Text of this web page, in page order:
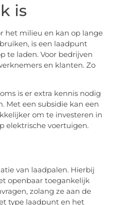
is
het milieu en kan op lange
is een laadpunt
te laden. Voor bedrijven
en klanten. Zo
is er extra kennis nodig
Met een subsidie kan een
om te investeren in
elektrische voertuigen.
van laadpalen. Hierbij
openbaar toegankelijk
zolang ze aan de
type laadpunt en het